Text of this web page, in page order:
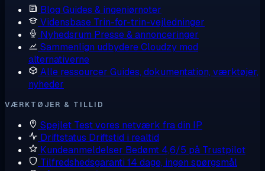
Blog Guides & ingeniørnoter
Vidensbase Trin-for-trin-vejledninger
Nyhedsrum Presse & annonceringer
Sammenlign udbydereCloudzy mod
alternativerne
Alle ressourcer Guides, dokumentation, værktøjer,
nyheder
VÆRKTØJER & TILLID
Spejlet Test vores netværk fra din IP
Driftstatus Driftstid i realtid
Kundeanmeldelser Bedømt 4,6/5 på Trustpilot
Tilfredshedsgaranti 14 dage, ingen spørgsmål